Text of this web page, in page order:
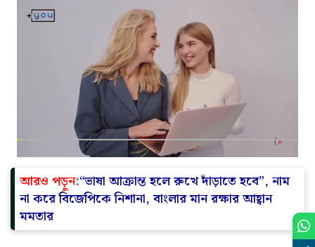
আরও পড়ুন:“ভাষা আক্রান্ত হলে রুখে দাঁড়াতে হবে”, নাম
না করে বিজেপিকে নিশানা, বাংলার মান রক্ষার আহ্বান
মমতার